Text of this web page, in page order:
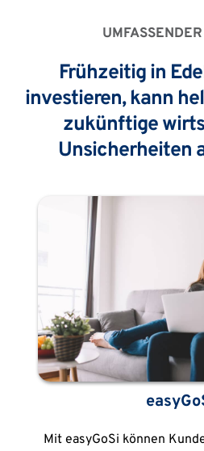
Frühzeitig in
investieren, kann
zukünftige
Unsicherheiten
Mit easyGoSi können